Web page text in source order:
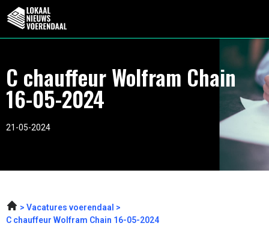
C chauffeur Wolfram Chain
16-05-2024
21-05-2024
Vacatures voerendaal
C chauffeur Wolfram Chain 16-05-2024